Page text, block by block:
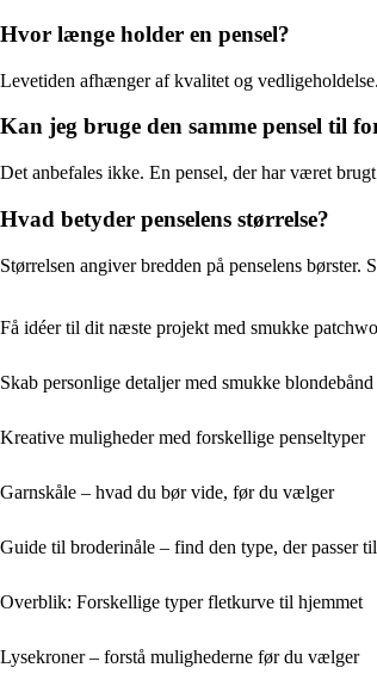
Hvor længe holder en pensel?
Levetiden afhænger af kvalitet og
Kan jeg bruge den samme pensel til
Det anbefales ikke. En pensel, der har været
Hvad betyder penselens størrelse?
Størrelsen angiver bredden på penselens
Få idéer til dit næste projekt med smukke
Skab personlige detaljer med smukke blondebånd
Kreative muligheder med forskellige penseltyper
Garnskåle – hvad du bør vide, før du vælger
Guide til broderinåle – find den type, der passer
Overblik: Forskellige typer fletkurve til hjemmet
Lysekroner – forstå mulighederne før du vælger